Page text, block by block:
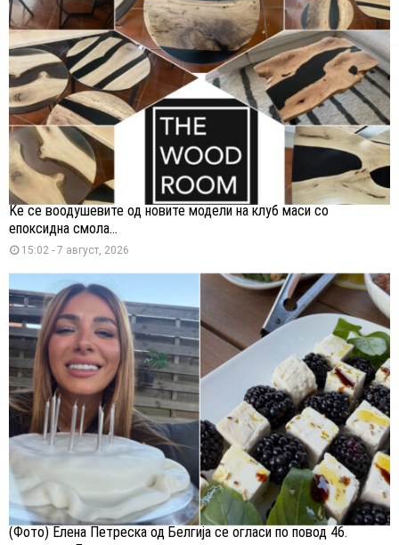
Ќе се воодушевите од новите модели на клуб маси со
епоксидна смола...
15:02 - 7 август, 2026
(Фото) Елена Петреска од Белгија се огласи по повод 46.